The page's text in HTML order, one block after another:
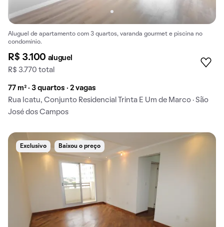
Aluguel de apartamento com 3 quartos, varanda gourmet e piscina no
condomínio.
R$ 3.100 aluguel
R$ 3.770 total
77 m² · 3 quartos · 2 vagas
Rua Icatu, Conjunto Residencial Trinta E Um de Marco · São
José dos Campos
Exclusivo Baixou o preço